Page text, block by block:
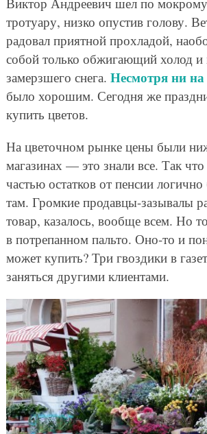
тротуару, низко опустив голову.
радовал приятной прохладой,
собой только обжигающий холод и
замерзшего снега. Несмотря ни на
было хорошим. Сегодня же
купить цветов.
На цветочном рынке цены были
магазинах — это знали все. Так
частью остатков от пенсии
там. Громкие продавцы-зазывалы
товар, казалось, вообще всем. Но
в потрепанном пальто. Оно-то и
может купить? Три гвоздики в
заняться другими клиентами.